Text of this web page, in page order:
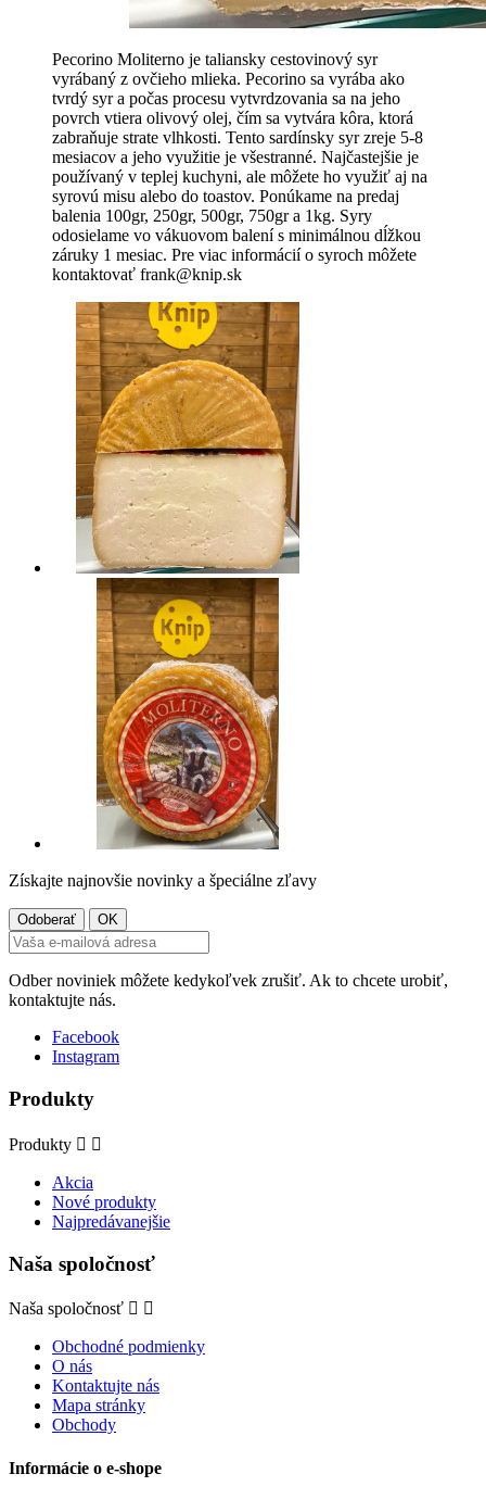
Pecorino Moliterno je taliansky cestovinový syr
vyrábaný z ovčieho mlieka. Pecorino sa vyrába ako
tvrdý syra počas procesu vytvrdzovania sa na jeho
povrch vtiera olivový olej, čím sa vytvára kôra, ktorá
zabraňuje strate vlhkosti. Tento sardínsky syr zreje 5-8
mesiacov a jeho využitie je všestranné. Najčastejšie je
používaný v teplej kuchyni, ale môžete ho využiť aj na
syrovú misu alebo do toastov. Ponúkame na predaj
balenia 100gr, 250gr, 500gr, 750gr a 1kg. Syry
odosielame vo vákuovom balení s minimálnou dĺžkou
záruky 1 mesiac. Pre viac informácií o syroch môžete
kontaktovať frank@knip.sk
Získajte najnovšie novinky a špeciálne zľavy
Odber noviniek môžete kedykoľvek zrušiť. Ak to chcete urobiť,
kontaktujte nás.
Facebook
Instagram
Produkty
Produkty  
Akcia
Nové produkty
Najpredávanejšie
Naša spoločnosť
Naša spoločnosť  
Obchodné podmienky
O nás
Kontaktujte nás
Mapa stránky
Obchody
Informácie o e-shope